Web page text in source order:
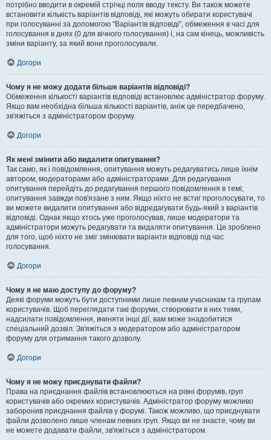
потрібно вводити в окремій стрічці поля вводу тексту. Ви також можете
встановити кількість варіантів відповіді, які можуть обирати користувачі
при голосуванні за допомогою "Варіантів відповіді", обмеження в часі для
голосування в днях (0 для вічного голосування) і, на сам кінець, можливість
зміни варіанту, за який вони проголосували.
Догори
Чому я не можу додати більше варіантів відповіді?
Обмеження кількості варіантів відповіді встановлює адміністратор форуму.
Якщо вам необхідна більша кількості варіантів, аніж це передбачено,
зв'яжіться з адміністратором форуму.
Догори
Як мені змінити або видалити опитування?
Так само, як і повідомлення, опитування можуть редагуватись лише їхнім
автором, модераторами або адміністраторами. Для редагування
опитування перейдіть до редагування першого повідомлення в темі;
опитування завжди пов'язане з ним. Якщо ніхто не встиг проголосувати, то
ви можете видалити опитування або відредагувати будь-який з варіантів
відповіді. Однак якщо хтось уже проголосував, лише модератори та
адміністратори можуть редагувати та видаляти опитування. Це зроблено
для того, щоб ніхто не зміг змінювати варіанти відповіді під час
голосування.
Догори
Чому я не маю доступу до форуму?
Деякі форуми можуть бути доступними лише певним учасникам та групам
користувачів. Щоб переглядати такі форуми, створювати в них теми,
надсилати повідомлення, вчиняти інші дії, вам може знадобитися
спеціальний дозвіл. Зв'яжіться з модератором або адміністратором
форуму для отримання такого дозволу.
Догори
Чому я не можу приєднувати файли?
Права на приєднання файлів встановлюються на рівні форумів, груп
користувачів або окремих користувачів. Адміністратор форуму можливо
заборонив приєднання файлів у форумі. Також можливо, що приєднувати
файли дозволено лише членам певних груп. Якщо ви не знаєте, чому ви
не можете додавати файли, зв'яжіться з адміністратором.